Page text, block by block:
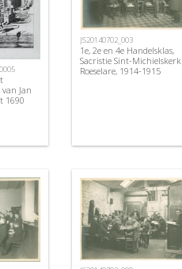
Jan
1690
JS20140702_003
1e, 2e en 4e Handelsklas,
Sacristie Sint-Michielskerk
Roeselare, 1914-1915